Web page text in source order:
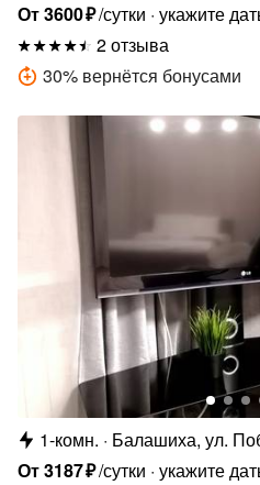
От3600₽/сутки укажите
2 отзыва
30% вернётся бонусами
1-комн.
Балашиха, ул.
От3187₽/сутки укажите